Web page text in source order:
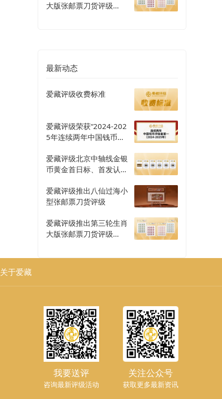
大版张邮票刀货评级
最新动态
爱藏评级收费标准
爱藏评级荣获“2024-202
5年连续两年中国钱币评
爱藏评级北京中轴线金银
币黄金首日标、首发认证
爱藏评级推出八仙过海小
型张邮票刀货评级
爱藏评级推出第三轮生肖
大版张邮票刀货评级
关于爱藏
我要送评
咨询最新评级活动
关注公众号
获取更多最新资讯